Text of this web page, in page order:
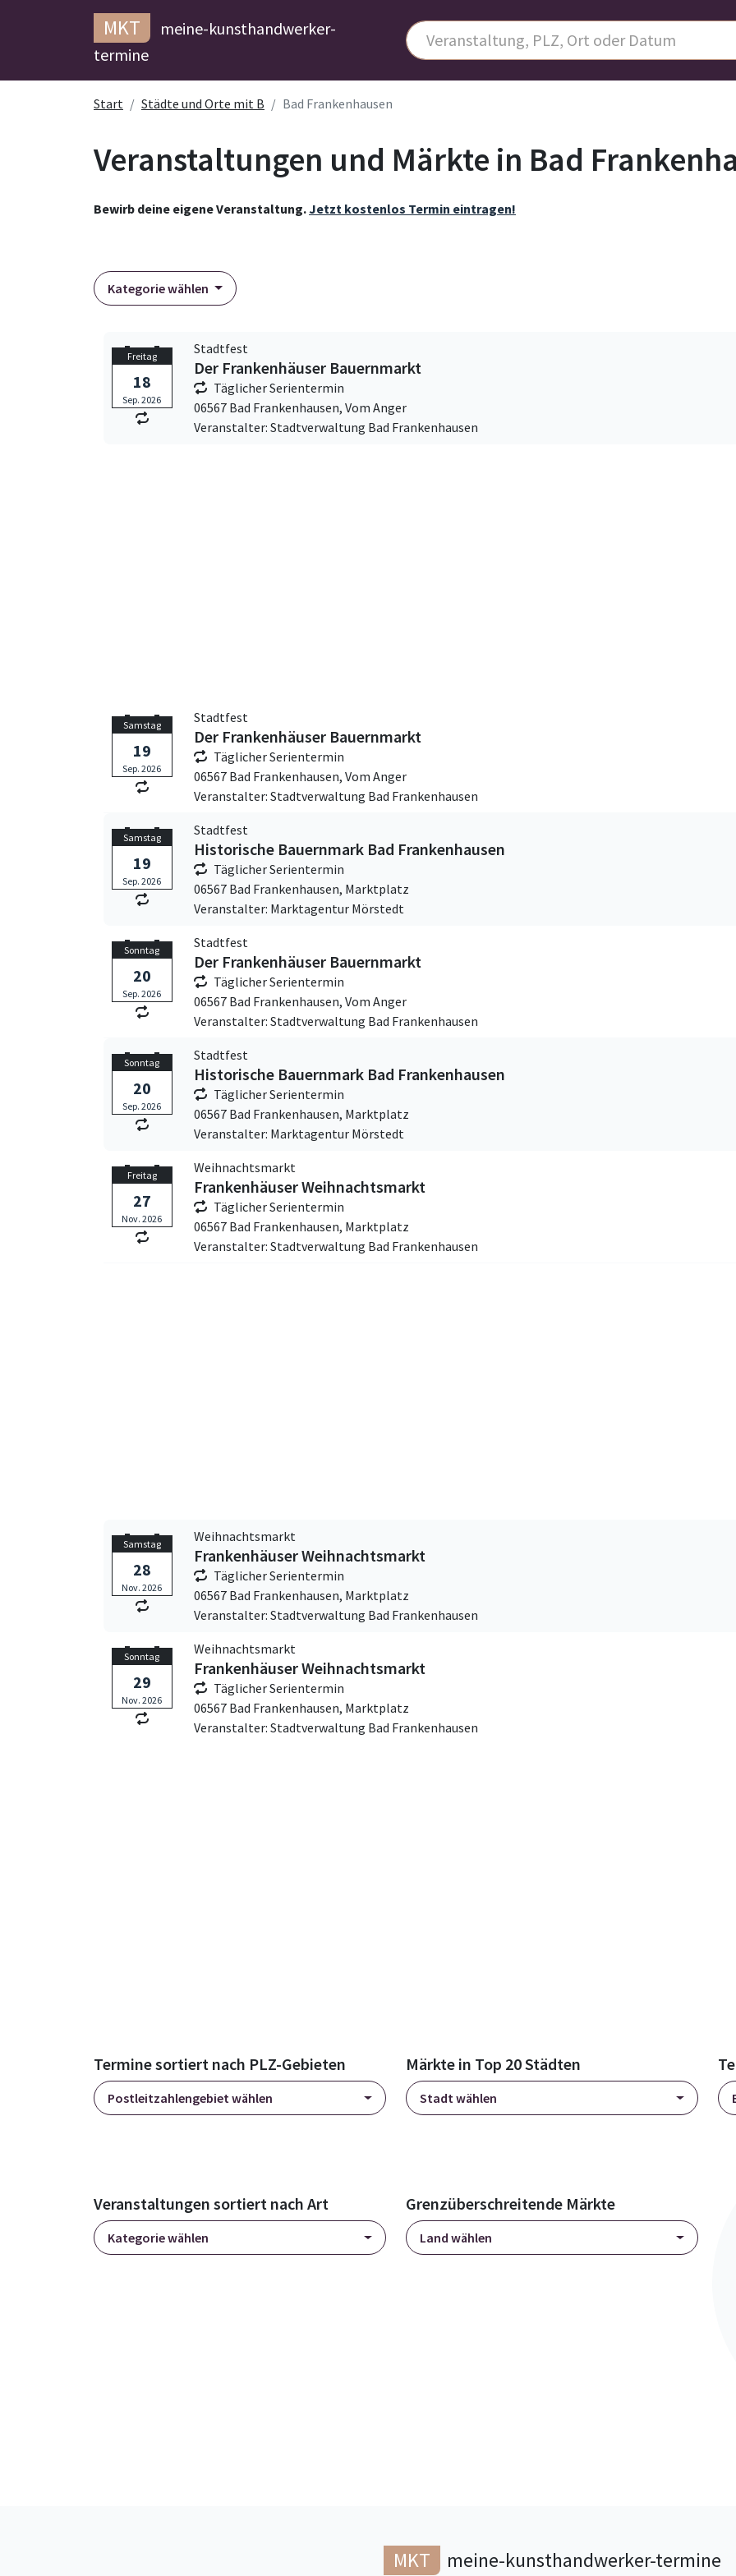
MKT
meine-kunsthandwerker-
termine
Start Städte und Orte mit B Bad Frankenhausen
Veranstaltungen und Märkte in Bad
Bewirb deine eigene Veranstaltung.Jetzt kostenlos Termin eintragen!
Kategorie wählen
Freitag
18
Sep. 2026
Stadtfest
Der Frankenhäuser Bauernmarkt
Täglicher Serientermin
06567 Bad Frankenhausen, Vom Anger
Veranstalter: Stadtverwaltung Bad Frankenhausen
Samstag
19
Sep. 2026
Stadtfest
Der Frankenhäuser Bauernmarkt
Täglicher Serientermin
06567 Bad Frankenhausen, Vom Anger
Veranstalter: Stadtverwaltung Bad Frankenhausen
Samstag
19
Sep. 2026
Stadtfest
Historische Bauernmark Bad Frankenhausen
Täglicher Serientermin
06567 Bad Frankenhausen, Marktplatz
Veranstalter: Marktagentur Mörstedt
Sonntag
20
Sep. 2026
Stadtfest
Der Frankenhäuser Bauernmarkt
Täglicher Serientermin
06567 Bad Frankenhausen, Vom Anger
Veranstalter: Stadtverwaltung Bad Frankenhausen
Sonntag
20
Sep. 2026
Stadtfest
Historische Bauernmark Bad Frankenhausen
Täglicher Serientermin
06567 Bad Frankenhausen, Marktplatz
Veranstalter: Marktagentur Mörstedt
Freitag
27
Nov. 2026
Weihnachtsmarkt
Frankenhäuser Weihnachtsmarkt
Täglicher Serientermin
06567 Bad Frankenhausen, Marktplatz
Veranstalter: Stadtverwaltung Bad Frankenhausen
Samstag
28
Nov. 2026
Weihnachtsmarkt
Frankenhäuser Weihnachtsmarkt
Täglicher Serientermin
06567 Bad Frankenhausen, Marktplatz
Veranstalter: Stadtverwaltung Bad Frankenhausen
Sonntag
29
Nov. 2026
Weihnachtsmarkt
Frankenhäuser Weihnachtsmarkt
Täglicher Serientermin
06567 Bad Frankenhausen, Marktplatz
Veranstalter: Stadtverwaltung Bad Frankenhausen
Termine sortiert nach PLZ-Gebieten
Postleitzahlengebiet wählen
Märkte in Top 20 Städten
Stadt wählen
Veranstaltungen sortiert nach Art
Kategorie wählen
Grenzüberschreitende Märkte
Land wählen
MKT meine-kunsthandwerker-termine